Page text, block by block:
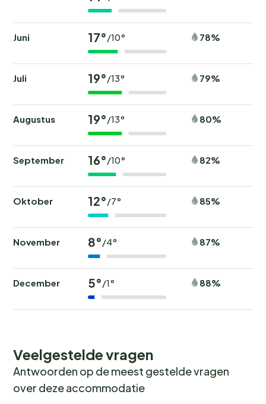
Juni 17°/10° 78%
Juli 19°/13° 79%
Augustus 19°/13° 80%
September 16°/10° 82%
Oktober 12°/7° 85%
November 8°/4° 87%
December 5°/1° 88%
Veelgestelde vragen
Antwoorden op de meest gestelde vragen
over deze accommodatie